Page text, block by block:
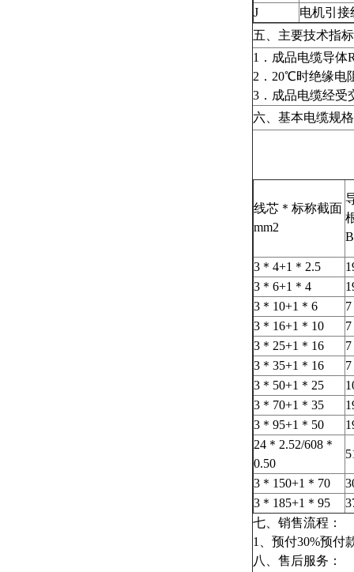
J
电机引接
五、主要技术指
1．成品电缆导体
2．20℃时绝缘电
3．成品电缆经受
六、基本电缆规
线芯＊标称截面
mm2
3＊4+1＊2.5
3＊6+1＊4
3＊10+1＊6
3＊16+1＊10
3＊25+1＊16
3＊35+1＊16
3＊50+1＊25
3＊70+1＊35
3＊95+1＊50
24＊2.52/608＊
0.50
3＊150+1＊70
3＊185+1＊95
七、销售流程：
1、预付30%预付
八、售后服务：